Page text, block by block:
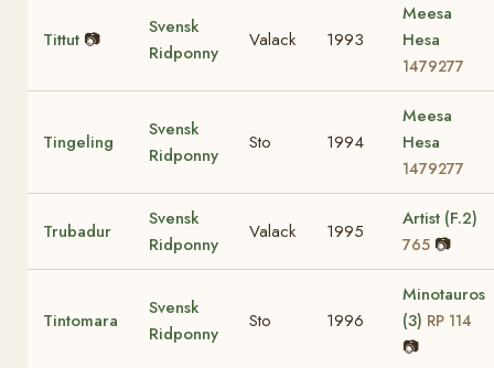
Tittut 📷
Svensk
Ridponny
Valack 1993
Meesa
Hesa
1479277
Tingeling
Svensk
Ridponny
Sto 1994
Meesa
Hesa
1479277
Trubadur
Svensk
Ridponny
Valack 1995
Artist (F.2)
765 📷
Tintomara
Svensk
Ridponny
Sto 1996
Minotauros
(3) RP 114
📷